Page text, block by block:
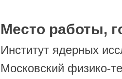
Место работы,
Институт ядерных
Московский физико-